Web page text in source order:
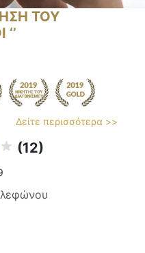
ΤΟΥ
Δείτε περισσότερα >>
(12)